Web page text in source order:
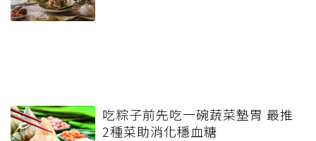
吃粽子前先吃一碗蔬菜墊胃 最推
2種菜助消化穩血糖